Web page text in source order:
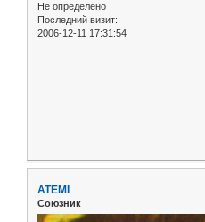
Не определено
Последний визит:
2006-12-11 17:31:54
ATEMI
Союзник